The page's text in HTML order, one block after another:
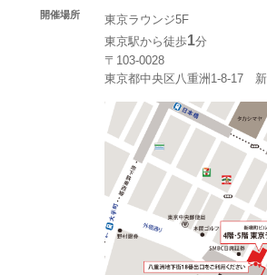
開催場所
東京ラウンジ5F
東京駅から徒歩1分
〒103-0028
東京都中央区八重洲1-8-17